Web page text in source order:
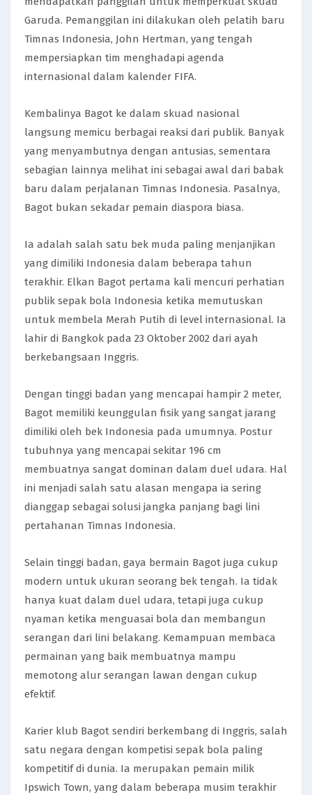
Garuda. Pemanggilan ini dilakukan oleh pelatih baru
Timnas Indonesia, John Hertman, yang tengah
mempersiapkan tim menghadapi agenda
internasional dalam kalender FIFA.
Kembalinya Bagot ke dalam skuad nasional
langsung memicu berbagai reaksi dari publik. Banyak
yang menyambutnya dengan antusias, sementara
sebagian lainnya melihat ini sebagai awal dari babak
baru dalam perjalanan Timnas Indonesia. Pasalnya,
Bagot bukan sekadar pemain diaspora biasa.
Ia adalah salah satu bek muda paling menjanjikan
yang dimiliki Indonesia dalam beberapa tahun
terakhir. Elkan Bagot pertama kali mencuri perhatian
publik sepak bola Indonesia ketika memutuskan
untuk membela Merah Putih di level internasional. Ia
lahir di Bangkok pada 23 Oktober 2002 dari ayah
berkebangsaan Inggris.
Dengan tinggi badan yang mencapai hampir 2 meter,
Bagot memiliki keunggulan fisik yang sangat jarang
dimiliki oleh bek Indonesia pada umumnya. Postur
tubuhnya yang mencapai sekitar 196 cm
membuatnya sangat dominan dalam duel udara. Hal
ini menjadi salah satu alasan mengapa ia sering
dianggap sebagai solusi jangka panjang bagi lini
pertahanan Timnas Indonesia.
Selain tinggi badan, gaya bermain Bagot juga cukup
modern untuk ukuran seorang bek tengah. Ia tidak
hanya kuat dalam duel udara, tetapi juga cukup
nyaman ketika menguasai bola dan membangun
serangan dari lini belakang. Kemampuan membaca
permainan yang baik membuatnya mampu
memotong alur serangan lawan dengan cukup
efektif.
Karier klub Bagot sendiri berkembang di Inggris, salah
satu negara dengan kompetisi sepak bola paling
kompetitif di dunia. Ia merupakan pemain milik
Ipswich Town, yang dalam beberapa musim terakhir